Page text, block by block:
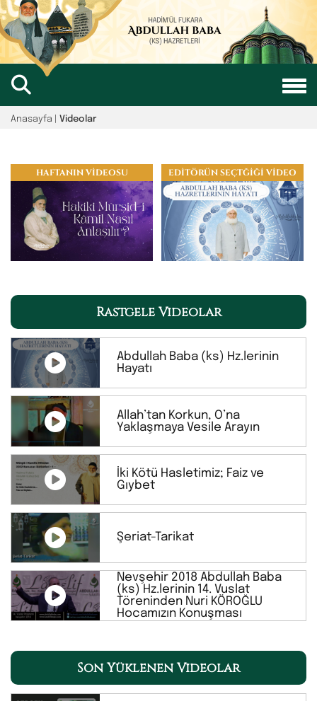
Anasayfa | Videolar
HAFTANIN VİDEOSU EDİTÖRÜN SEÇTĞİĞİ VİDEO
Rastgele Videolar
Abdullah Baba (ks) Hz.lerinin
Hayatı
Allah’tan Korkun, O’na
Yaklaşmaya Vesile Arayın
İki Kötü Hasletimiz; Faiz ve
Gıybet
Şeriat-Tarikat
Nevşehir 2018 Abdullah Baba
(ks) Hz.lerinin 14. Vuslat
Töreninden Nuri KÖROĞLU
Hocamızın Konuşması
Son Yüklenen Videolar